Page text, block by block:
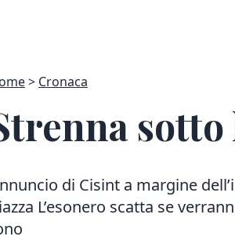
Cronaca
sotto
di Cisint a margine
L’esonero scatta se